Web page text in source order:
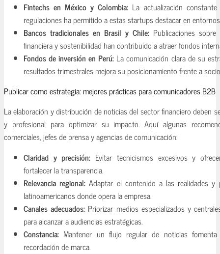
Fintechs en México y Colombia: La actualización
regulaciones ha permitido a estas startups destacar en
Bancos tradicionales en Brasil y Chile: Publicaciones
financiera y sostenibilidad han contribuido a atraer fondos
Fondos de inversión en Perú: La comunicación clara de su
resultados trimestrales mejora su posicionamiento frente a
Publicar como estrategia: mejores prácticas para comunicadores B2B
La elaboración y distribución de noticias del sector financiero deben
y profesional para optimizar su impacto. Aquí algunas
comerciales, jefes de prensa y agencias de comunicación:
Claridad y precisión: Evitar tecnicismos excesivos y
fortalecer la transparencia.
Relevancia regional: Adaptar el contenido a las realidades y
latinoamericanos donde opera la empresa.
Canales adecuados: Priorizar medios especializados y
para alcanzar a audiencias estratégicas.
Constancia: Mantener un flujo regular de noticias
recordación de marca.